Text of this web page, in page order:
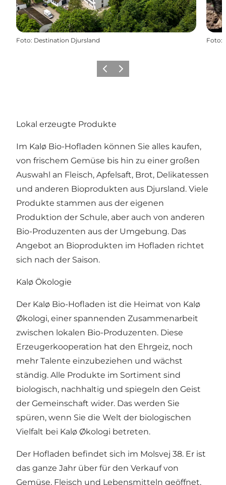
Foto: Destination Djursland Foto:
ZurückWeiter
Lokal erzeugte Produkte
Im Kalø Bio-Hofladen können Sie alles kaufen,
von frischem Gemüse bis hin zu einer großen
Auswahl an Fleisch, Apfelsaft, Brot, Delikatessen
und anderen Bioprodukten aus Djursland. Viele
Produkte stammen aus der eigenen
Produktion der Schule, aber auch von anderen
Bio-Produzenten aus der Umgebung. Das
Angebot an Bioprodukten im Hofladen richtet
sich nach der Saison.
Kalø Ökologie
Der Kalø Bio-Hofladen ist die Heimat von Kalø
Økologi, einer spannenden Zusammenarbeit
zwischen lokalen Bio-Produzenten. Diese
Erzeugerkooperation hat den Ehrgeiz, noch
mehr Talente einzubeziehen und wächst
ständig. Alle Produkte im Sortiment sind
biologisch, nachhaltig und spiegeln den Geist
der Gemeinschaft wider. Das werden Sie
spüren, wenn Sie die Welt der biologischen
Vielfalt bei Kalø Økologi betreten.
Der Hofladen befindet sich im Molsvej 38. Er ist
das ganze Jahr über für den Verkauf von
Gemüse, Fleisch und Lebensmitteln geöffnet,